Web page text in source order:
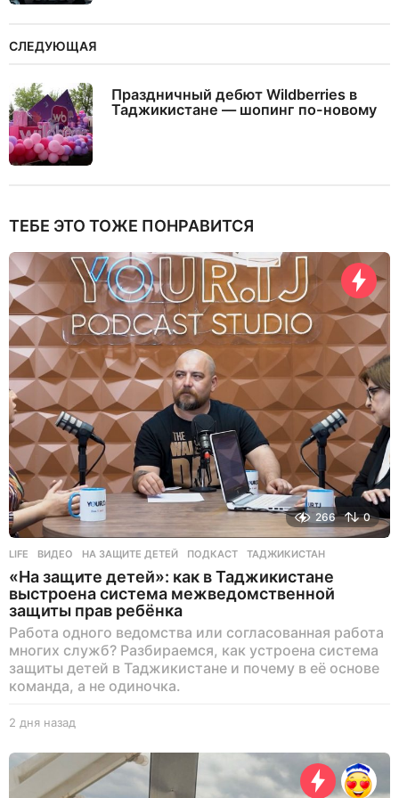
СЛЕДУЮЩАЯ
Праздничный дебют Wildberries в
Таджикистане — шопинг по-новому
ТЕБЕ ЭТО ТОЖЕ ПОНРАВИТСЯ
266 0
LIFE ВИДЕО ,НА ЗАЩИТЕ ДЕТЕЙ ,ПОДКАСТ ,ТАДЖИКИСТАН
«На защите детей»: как в Таджикистане
выстроена система межведомственной
защиты прав ребёнка
Работа одного ведомства или согласованная работа
многих служб? Разбираемся, как устроена система
защиты детей в Таджикистане и почему в её основе
команда, а не одиночка.
2 дня назад
н
я
н